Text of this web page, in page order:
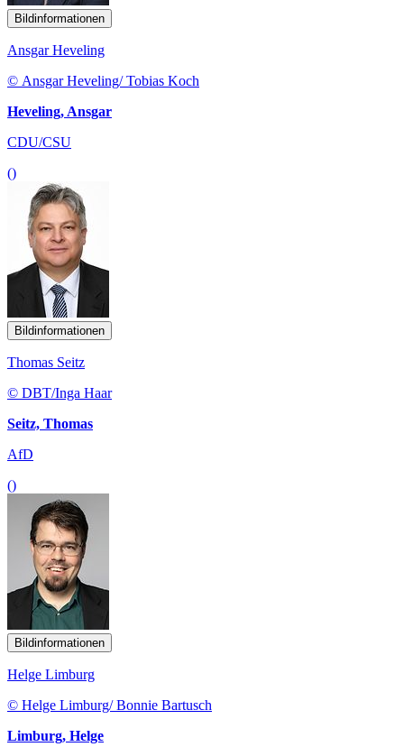
Bildinformationen
Ansgar Heveling
© Ansgar Heveling/ Tobias Koch
Heveling, Ansgar
CDU/CSU
()
Bildinformationen
Thomas Seitz
© DBT/Inga Haar
Seitz, Thomas
AfD
()
Bildinformationen
Helge Limburg
© Helge Limburg/ Bonnie Bartusch
Limburg, Helge